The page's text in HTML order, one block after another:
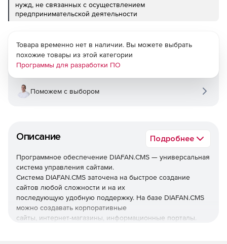
нужд, не связанных с осуществлением
предпринимательской деятельности
Описание Подробнее
Программное обеспечение DIAFAN.CMS — универсальная
система управления сайтами.
Система DIAFAN.CMS заточена на быстрое создание
сайтов любой сложности и на их
последующую удобную поддержку. На базе DIAFAN.CMS
можно создавать корпоративные
сайты, интернет-магазины, информационные порталы.
Товара временно нет в наличии. Вы можете выбрать
похожие товары из этой категории
Программы для разработки ПО
Поможем с выбором